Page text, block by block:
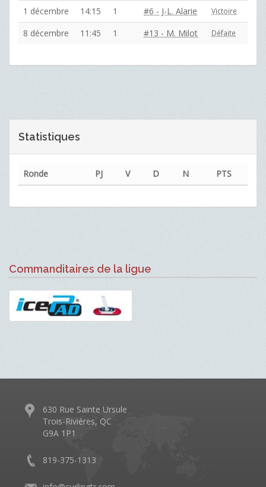
1 décembre 14:15 1 #6 - J-L. Alarie Victoire
8 décembre 11:45 1 #13 - M. Milot Défaite
Statistiques
Ronde PJ V D N PTS
Commanditaires de la ligue
630 Rue Sainte Ursule
Trois-Rivières, QC
G9A 1P1
819-375-1313